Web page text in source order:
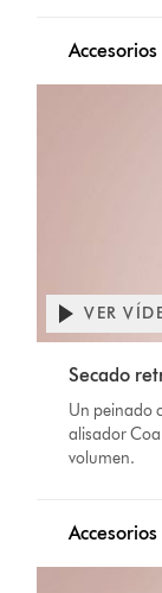
Accesorios
VER
Secado
Un peinado
alisador
volumen.
Accesorios